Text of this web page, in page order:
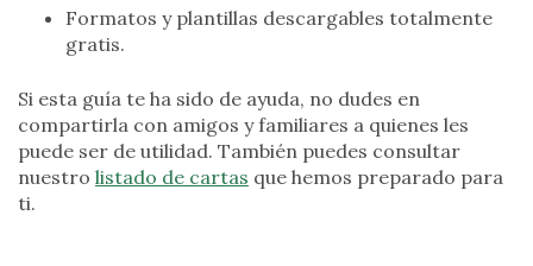
Formatos y plantillas descargables totalmente
gratis.
Si esta guía te ha sido de ayuda, no dudes en
compartirla con amigos y familiares a quienes les
puede ser de utilidad. También puedes consultar
nuestro listado de cartas que hemos preparado para
ti.